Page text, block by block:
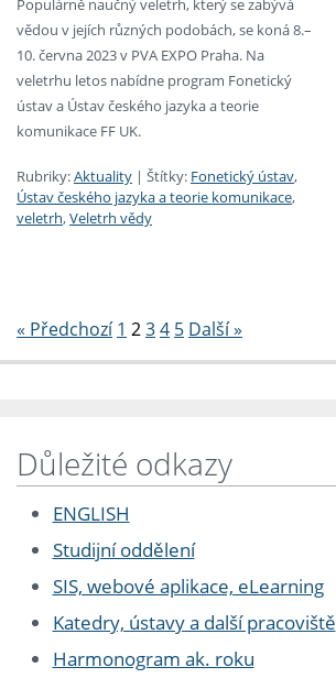
Populárně naučný veletrh, který se zabývá
vědou v jejích různých podobách, se koná 8.–
10. června 2023 v PVA EXPO Praha. Na
veletrhu letos nabídne program Fonetický
ústav a Ústav českého jazyka a teorie
komunikace FF UK.
Rubriky:Aktuality | Štítky: Fonetický ústav,
Ústav českého jazyka a teorie komunikace,
veletrh,Veletrh vědy
« Předchozí 1 234 5 Další »
Důležité odkazy
ENGLISH
Studijní oddělení
SIS, webové aplikace, eLearning
Katedry, ústavy a další pracoviště
Harmonogram ak. roku